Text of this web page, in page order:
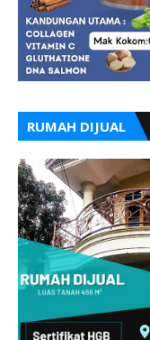
RUMAH DIJUAL